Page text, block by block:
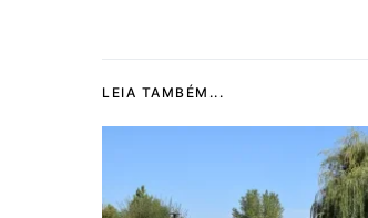
LEIA TAMBÉM...